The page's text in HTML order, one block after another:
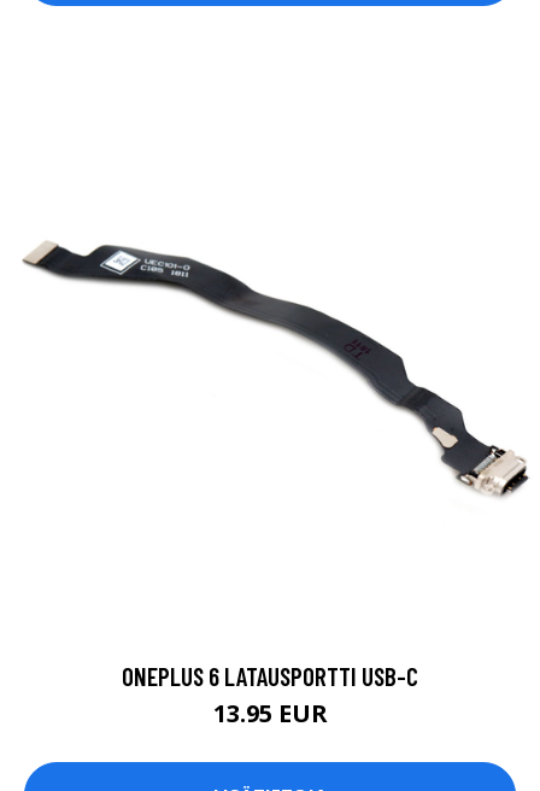
ONEPLUS 6 LATAUSPORTTI USB-C
13.95 EUR